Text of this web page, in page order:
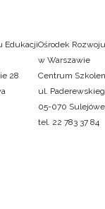
Edukacji
28
Ośrodek
w Warszawie
Centrum
ul.
05-070
tel. 22 783 37 84